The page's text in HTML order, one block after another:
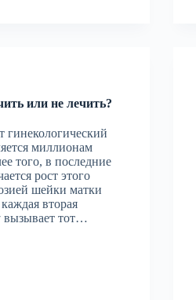
или не лечить?
гинекологический
миллионам
того, в последние
рост этого
шейки матки
вторая
тот…